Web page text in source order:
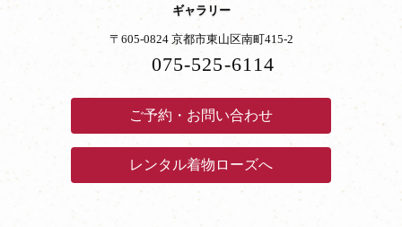
ギャラリー
〒605-0824 京都市東山区南町415-2
075-525-6114
ご予約・お問い合わせ
レンタル着物ローズへ